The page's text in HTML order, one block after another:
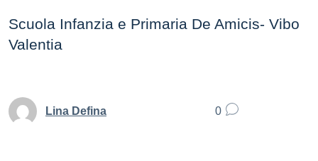
Scuola Infanzia e Primaria De Amicis- Vibo
Valentia
Lina Defina 0